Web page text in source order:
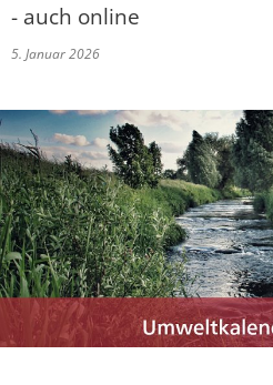
- auch online
5. Januar 2026